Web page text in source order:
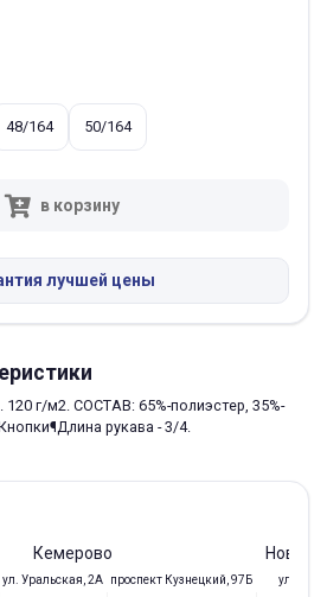
48/164 50/164
в корзину
лучшей цены
г/м2. СОСТАВ: 65%-полиэстер, 35%-
рукава - 3/4.
Кемерово
ул. Уральская, 2А проспект Кузнецкий, 97Б ул. Доз,